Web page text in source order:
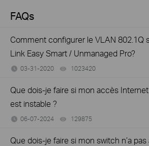
FAQs
Comment configurer le VLAN 802.1Q
Link Easy Smart / Unmanaged Pro?
03-31-2020 1023420
Que dois-je faire si mon accès
est instable ?
06-07-2024 129875
Que dois-je faire si mon switch n’a